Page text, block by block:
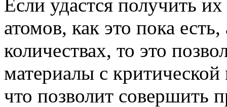
Если удастся получить
атомов, как это пока
количествах, то это
материалы с
что позволит совершить